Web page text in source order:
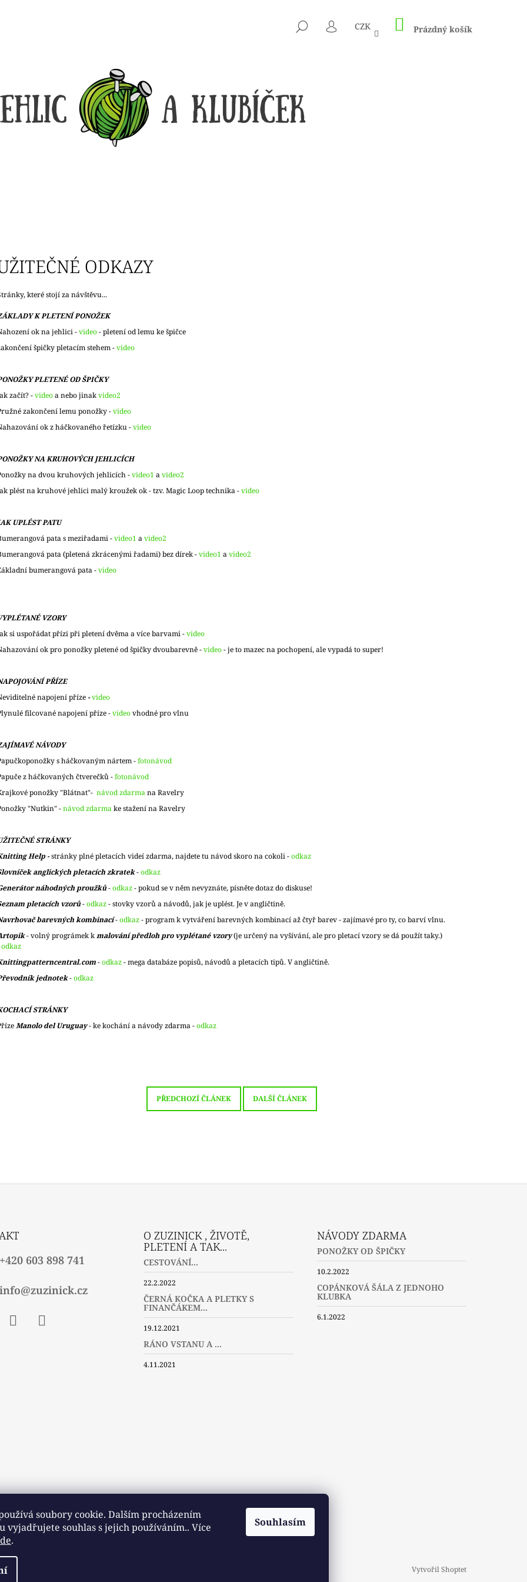
soubory cookie. Dalším procházením
vyjadřujete souhlas s jejich používáním.. Více
.
Souhlasím
HLEDAT
PŘIHLÁŠENÍ
CZK NÁKUPNÍ
KOŠÍK
Prázdný košík
ODKAZY
které stojí za návštěvu...
K PLETENÍ PONOŽEK
ok na jehlici -video- pletení od lemu ke špičce
špičky pletacím stehem -video
PLETENÉ OD ŠPIČKY
začít? -videoa nebo jinakvideo2
zakončení lemu ponožky -video
ok z háčkovaného řetízku -video
NA KRUHOVÝCH JEHLICÍCH
na dvou kruhových jehlicích -video1 avideo2
plést na kruhové jehlici malý kroužek ok - tzv. Magic Loop technika -video
UPLÉST PATU
pata s meziřadami -video1 avideo2
pata (pletená zkrácenými řadami) bez dírek -video1 avideo2
bumerangová pata -video
VZORY
si uspořádat přízi při pletení dvěma a více barvami -video
ok pro ponožky pletené od špičky dvoubarevně -video- je to mazec na pochopení, ale vypadá to super!
PŘÍZE
napojení příze -video
filcované napojení příze -videovhodné pro vlnu
NÁVODY
s háčkovaným nártem -fotonávod
z háčkovaných čtverečků -fotonávod
ponožky "Blátnat"- návod zdarmana Ravelry
"Nutkin" -návod zdarmake stažení na Ravelry
STRÁNKY
Help -stránky plné pletacích videí zdarma, najdete tu návod skoro na cokoli -odkaz
anglických pletacích zkratek-odkaz
náhodných proužků-odkaz- pokud se v něm nevyznáte, písněte dotaz do diskuse!
pletacích vzorů-odkaz- stovky vzorů a návodů, jak je uplést. Je v angličtině.
barevných kombinací-odkaz- program k vytváření barevných kombinací až čtyř barev - zajímavé pro ty, co barví vlnu.
- volný prográmek kmalování předloh pro vyplétané vzory(je určený na vyšívání, ale pro pletací vzory se dá použít taky.)
odkaz
-odkaz- mega databáze popisů, návodů a pletacích tipů. V angličtině.
jednotek-odkaz
STRÁNKY
Manolo del Uruguay- ke kochání a návody zdarma -odkaz
PŘEDCHOZÍ ČLÁNEK DALŠÍ ČLÁNEK
CO POTŘEBUJETE NAJÍT?
HLEDAT
Kč
+420 603 898 741
info@zuzinick.cz
O ZUZINICK , ŽIVOTĚ,
PLETENÍ A TAK...
CESTOVÁNÍ...
22.2.2022
ČERNÁ KOČKA A PLETKY S
FINANČÁKEM...
19.12.2021
RÁNO VSTANU A ...
4.11.2021
NÁVODY ZDARMA
PONOŽKY OD ŠPIČKY
10.2.2022
COPÁNKOVÁ ŠÁLA Z JEDNOHO
KLUBKA
6.1.2022
Vytvořil Shoptet